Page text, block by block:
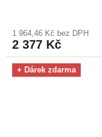
1 964,46 Kč bez DPH
2 377 Kč
+ Dárek zdarma